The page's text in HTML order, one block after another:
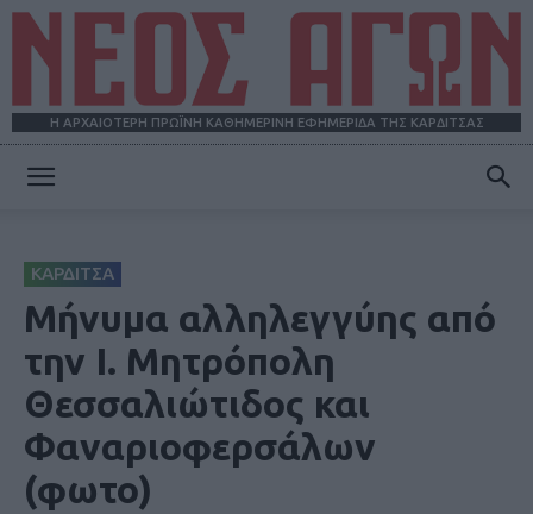
Η ΑΡΧΑΙΟΤΕΡΗ ΠΡΩΪΝΗ ΚΑΘΗΜΕΡΙΝΗ ΕΦΗΜΕΡΙΔΑ ΤΗΣ ΚΑΡΔΙΤΣΑΣ
ΚΑΡΔΙΤΣΑ
Μήνυμα αλληλεγγύης από
την Ι. Μητρόπολη
Θεσσαλιώτιδος και
Φαναριοφερσάλων
(φωτο)